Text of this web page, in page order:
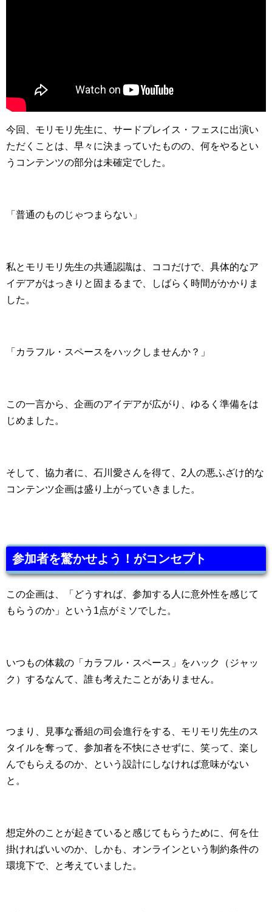
今回、モリモリ先生に、サードプレイス・フェスに出演い
ただくことは、早々に決まっていたものの、何をやるとい
うコンテンツの部分は未確定でした。
「普通のものじゃつまらない」
私とモリモリ先生の共通認識は、ココだけで、具体的なア
イデアがはっきりと固まるまで、しばらく時間がかかりま
した。
「カラフル・スペースをハックしませんか？」
この一言から、企画のアイデアが広がり、ゆるく準備をは
じめました。
そして、協力者に、石川愛さんを得て、2人の悪ふざけ的な
コンテンツ企画は盛り上がっていきました。
参加者を驚かせよう！がコンセプト
この企画は、「どうすれば、参加する人に意外性を感じて
もらうのか」という1点がミソでした。
いつもの体裁の「カラフル・スペース」をハック（ジャッ
ク）するなんて、誰も考えたことがありません。
つまり、見事な番組の司会進行をする、モリモリ先生のス
タイルを奪って、参加者を不快にさせずに、笑って、楽し
んでもらえるのか、という設計にしなければ意味がない
と。
想定外のことが起きていると感じてもらうために、何を仕
掛ければいいのか、しかも、オンラインという制約条件の
環境下で、と考えていました。